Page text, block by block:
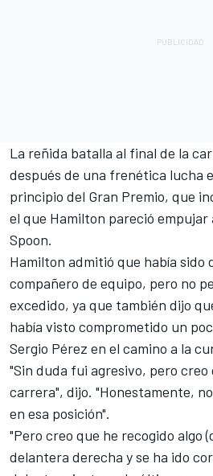
La reñida batalla al final de la
después de una frenética lucha
principio del Gran Premio, que
el que Hamilton pareció empujar
Spoon.
Hamilton admitió que había sido
compañero de equipo, pero no
excedido, ya que también dijo
había visto comprometido un
Sergio Pérez en el camino a la
"Sin duda fui agresivo, pero
carrera", dijo. "Honestamente,
en esa posición".
"Pero creo que he recogido algo
delantera derecha y se ha ido